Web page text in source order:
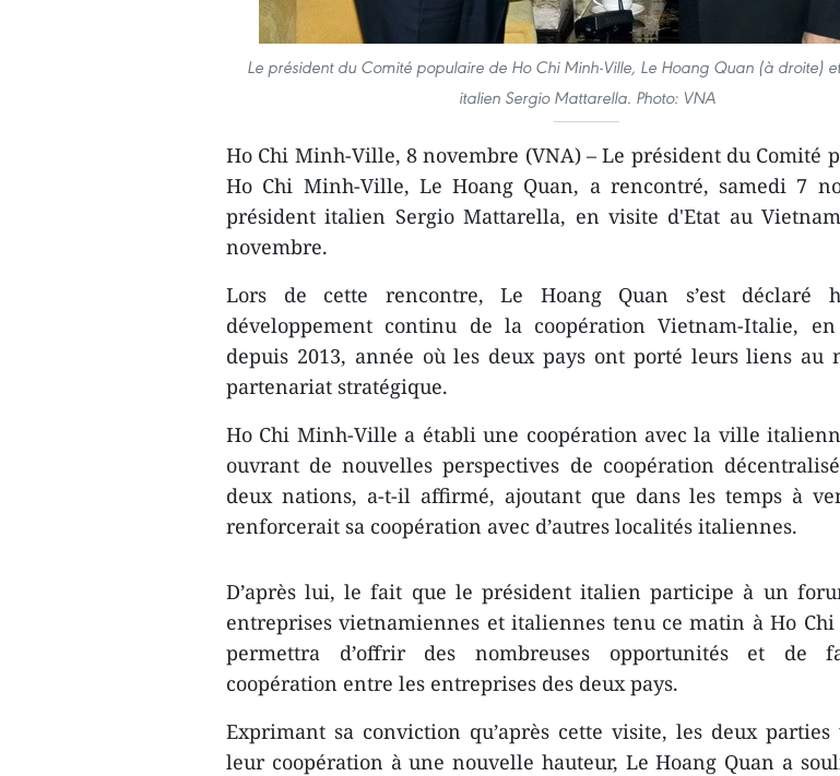
Le président du Comité populaire de Ho Chi Minh-Ville, Le Hoang Quan (à droite)
italien Sergio Mattarella. Photo: VNA
Ho Chi Minh-Ville, 8 novembre (VNA) – Le président du Comité
Ho Chi Minh-Ville, Le Hoang Quan, a rencontré, samedi 7
président italien Sergio Mattarella, en visite d'Etat au
novembre.
Lors de cette rencontre, Le Hoang Quan s’est déclaré
développement continu de la coopération Vietnam-Italie,
depuis 2013, année où les deux pays ​ont porté leurs liens au
partenariat stratégique.
Ho Chi Minh-Ville a établi ​une coopération avec la ville
ouvrant de nouvelles perspectives de coopération
deux nations, a-t-il affirmé, ajoutant que dans les temps à
renforcerait sa coopération avec d’autres localités italiennes.
D’après lui, le fait que le président italien participe ​à un
entreprises vietnamiennes et italiennes tenu ce matin à Ho
permettra d’offrir des nombreuses opportunités et de
coopération entre les entreprises des deux pays.
Exprimant sa conviction qu’après cette visite, les deux
leur coopération à une nouvelle hauteur, Le Hoang Quan a